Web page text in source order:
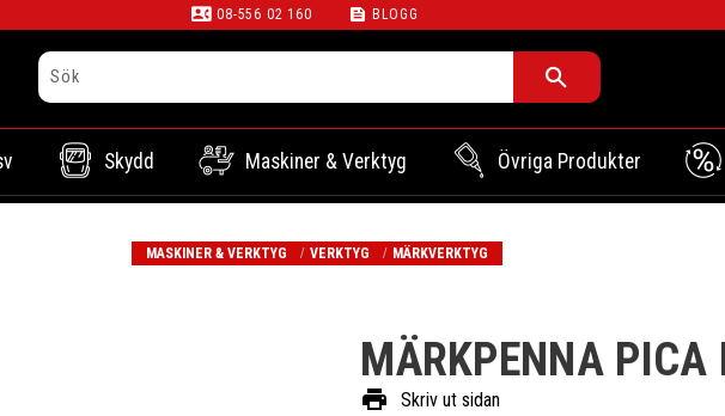
contact_phone 08-556 02 160 feed BLOGG
Skydd Maskiner & Verktyg Övriga Produkter
MASKINER & VERKTYG VERKTYG MÄRKVERKTYG
MÄRKPENNA PICA
print Skriv ut sidan